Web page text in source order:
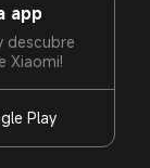
app
descubre
Xiaomi!
Play